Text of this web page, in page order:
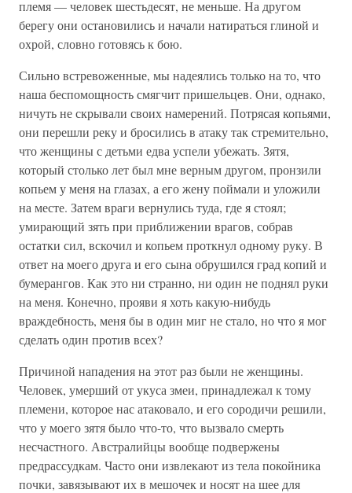
племя — человек шестьдесят, не меньше. На другом
берегу они остановились и начали натираться глиной и
охрой, словно готовясь к бою.
Сильно встревоженные, мы надеялись только на то, что
наша беспомощность смягчит пришельцев. Они, однако,
ничуть не скрывали своих намерений. Потрясая копьями,
они перешли реку и бросились в атаку так стремительно,
что женщины с детьми едва успели убежать. Зятя,
который столько лет был мне верным другом, пронзили
копьем у меня на глазах, а его жену поймали и уложили
на месте. Затем враги вернулись туда, где я стоял;
умирающий зять при приближении врагов, собрав
остатки сил, вскочил и копьем проткнул одному руку. В
ответ на моего друга и его сына обрушился град копий и
бумерангов. Как это ни странно, ни один не поднял руки
на меня. Конечно, прояви я хоть какую-нибудь
враждебность, меня бы в один миг не стало, но что я мог
сделать один против всех?
Причиной нападения на этот раз были не женщины.
Человек, умерший от укуса змеи, принадлежал к тому
племени, которое нас атаковало, и его сородичи решили,
что у моего зятя было что-то, что вызвало смерть
несчастного. Австралийцы вообще подвержены
предрассудкам. Часто они извлекают из тела покойника
почки, завязывают их в мешочек и носят на шее для